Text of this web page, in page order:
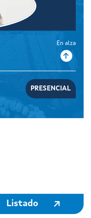
En alza
PRESENCIAL
Listado